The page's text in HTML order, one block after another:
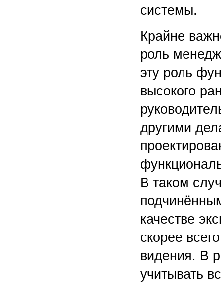
системы.
Крайне
роль
эту роль
высокого
другими
В таком
качестве
скорее
видения. В
учитывать